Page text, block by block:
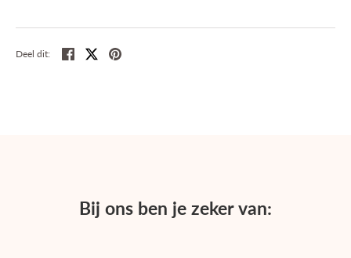
Deel dit: Deel TweetPin
Bij ons ben je zeker van: